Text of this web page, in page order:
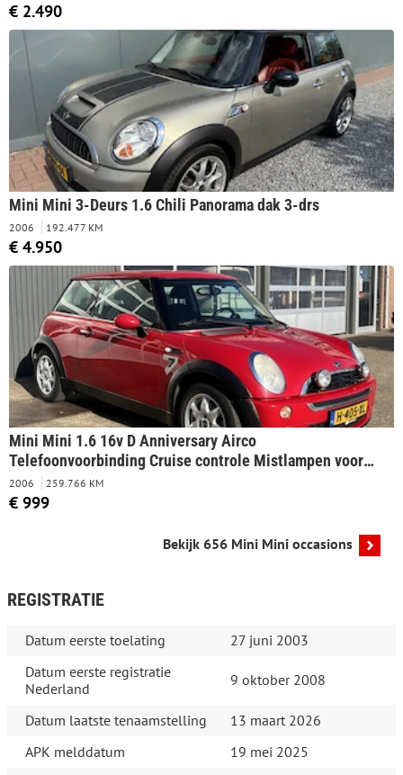
€ 2.490
Mini Mini 3-Deurs 1.6 Chili Panorama dak 3-drs
2006 192.477 KM
€ 4.950
Mini Mini 1.6 16v D Anniversary Airco
Telefoonvoorbinding Cruise controle Mistlampen voor
Anniversary uitvoering Euro 4
2006 259.766 KM
€ 999
Bekijk 656 Mini Mini occasions
REGISTRATIE
Datum eerste toelating
27 juni 2003
Datum eerste registratie
Nederland
9 oktober 2008
Datum laatste tenaamstelling
13 maart 2026
APK melddatum
19 mei 2025